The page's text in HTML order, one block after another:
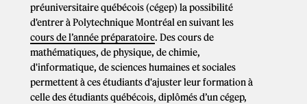
préuniversitaire québécois (cégep) la possibilité
d'entrer à Polytechnique Montréal en suivant les
cours de l’année préparatoire. Des cours de
mathématiques, de physique, de chimie,
d'informatique, de sciences humaines et sociales
permettent à ces étudiants d'ajuster leur formation à
celle des étudiants québécois, diplômés d’un cégep,